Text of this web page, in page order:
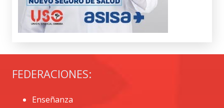
FEDERACIONES:
Enseñanza